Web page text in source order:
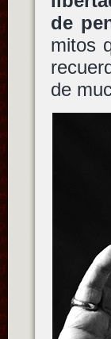
de
mitos
de